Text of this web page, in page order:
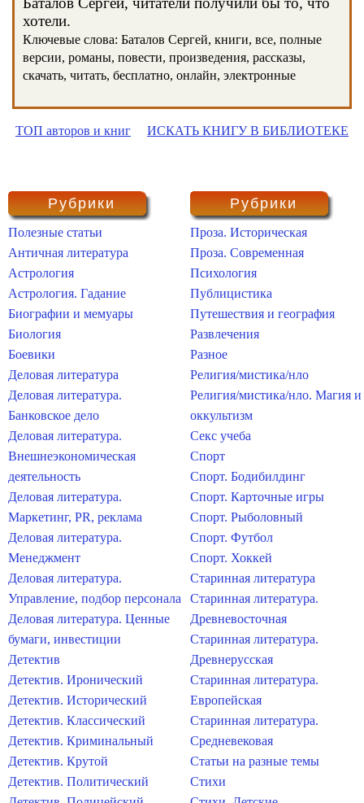
хотели.
Ключевые слова: Баталов Сергей, книги, все, полные
версии, романы, повести, произведения, рассказы,
скачать, читать, бесплатно, онлайн, электронные
ТОП авторов и книг ИСКАТЬ КНИГУ В БИБЛИОТЕКЕ
Рубрики
Полезные статьи
Античная литература
Астрология
Астрология. Гадание
Биографии и мемуары
Биология
Боевики
Деловая литература
Деловая литература.
Банковское дело
Деловая литература.
Внешнеэкономическая
деятельность
Деловая литература.
Маркетинг, PR, реклама
Деловая литература.
Менеджмент
Деловая литература.
Управление, подбор персонала
Деловая литература. Ценные
бумаги, инвестиции
Детектив
Детектив. Иронический
Детектив. Исторический
Детектив. Классический
Детектив. Криминальный
Детектив. Крутой
Детектив. Политический
Рубрики
Проза. Историческая
Проза. Современная
Психология
Публицистика
Путешествия и география
Развлечения
Разное
Религия/мистика/нло
Религия/мистика/нло. Магия и
оккультизм
Секс учеба
Спорт
Спорт. Бодибилдинг
Спорт. Карточные игры
Спорт. Рыболовный
Спорт. Футбол
Спорт. Хоккей
Старинная литература
Старинная литература.
Древневосточная
Старинная литература.
Древнерусская
Старинная литература.
Европейская
Старинная литература.
Средневековая
Статьи на разные темы
Стихи